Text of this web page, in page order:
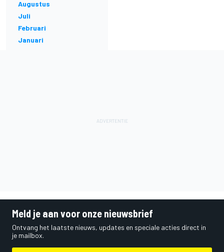
Augustus
Juli
Februari
Januari
Meld je aan voor onze nieuwsbrief
Ontvang het laatste nieuws, updates en speciale acties direct in
je mailbox.